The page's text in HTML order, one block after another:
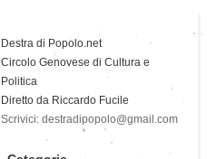
Destra di Popolo.net
Circolo Genovese di Cultura e
Politica
Diretto da Riccardo Fucile
Scrivici: destradipopolo@gmail.com